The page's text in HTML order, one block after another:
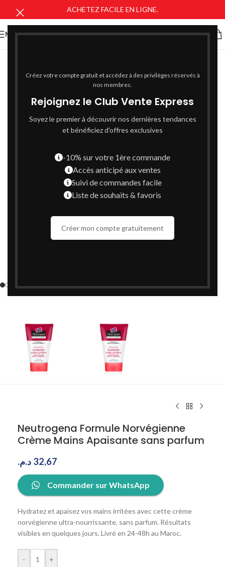
Créez votre compte gratuit et accédez à des privilèges réservés à
nos membres.
Rejoignez le Club Vente Express
Soyez le premier à découvrir nos dernières tendances
et bénéficiez d'offres exclusives
-10% sur votre 1ère commande
Accès anticipé aux ventes
Suivi de commandes facile
Liste de souhaits & favoris
Créer mon compte gratuitement
ACHETEZ FACILE EN LIGNE.
MENU
Neutrogena Formule Norvégienne
Crème Mains Apaisante sans parfum
32,67 د.م.
Commander sur WhatsApp
Hydratez et apaisez vos mains irritées avec cette crème
norvégienne ultra-nourrissante, sans parfum. Résultats
visibles en quelques jours. Livré en 24-48h au Maroc.
- +